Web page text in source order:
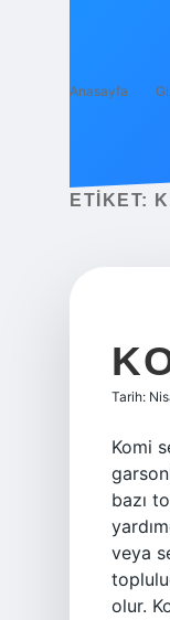
Anasayfa
ETIKET:
Tarih:
Komi
bazı
veya
olur.